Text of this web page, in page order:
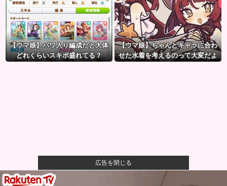
【ウマ娘】パワ入り編成だと大体
どれくらいスキポ盛れてる？
【ウマ娘】ちゃんとキャラに合わ
せた水着を考えるのって大変だよ
広告を閉じる